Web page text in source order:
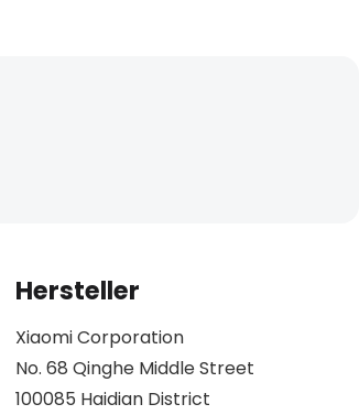
Hersteller
Xiaomi Corporation
No. 68 Qinghe Middle Street
100085 Haidian District